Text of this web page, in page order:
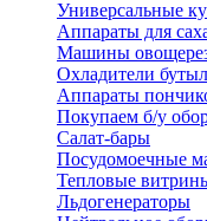
Универсальные
Аппараты для
Машины
Охладители
Аппараты
Покупаем б/у
Салат-бары
Посудомоечные
Тепловые
Льдогенераторы